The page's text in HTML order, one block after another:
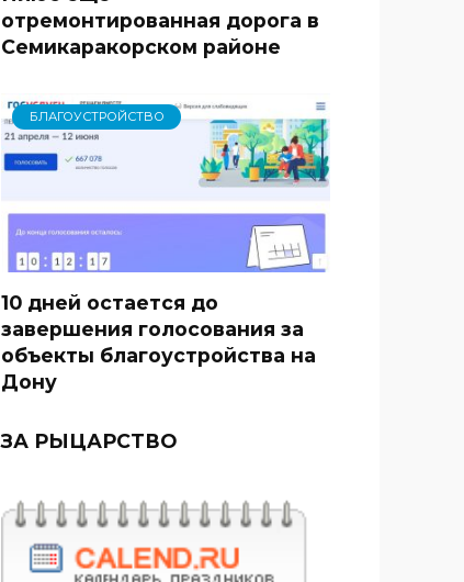
отремонтированная дорога в
Семикаракорском районе
БЛАГОУСТРОЙСТВО
10 дней остается до
завершения голосования за
объекты благоустройства на
Дону
ЗА РЫЦАРСТВО